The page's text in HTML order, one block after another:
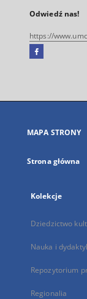
Odwiedź nas!
https://
Facebook
się
karcie
MAPA STRONY
Strona główna
Kolekcje
Dziedzictwo
Nauka i
Repozytorium
Regionalia